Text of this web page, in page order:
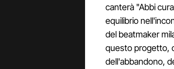
canterà "Abbi
equilibrio
del beatmaker
questo progetto,
dell'abbandono,